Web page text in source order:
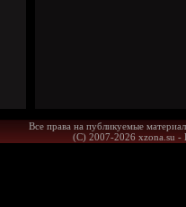
Все права на публикуемые
(С) 2007-2026 xzona.su -